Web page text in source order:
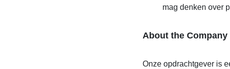
mag denken over
About the Company
Onze opdrachtgever is